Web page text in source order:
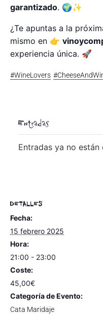
garantizado. 🌍✨
¿Te apuntas a la
mismo en 👉
experiencia única. 🚀
#WineLovers
Entradas
Entradas ya no están
DETALLES
Fecha:
15 febrero 2025
Hora:
21:00 - 23:00
Coste:
45,00€
Categoría de Evento:
Cata Maridaje